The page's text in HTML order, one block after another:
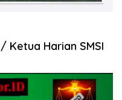
Ketua Harian SMSI